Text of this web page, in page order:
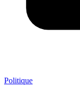
Politique